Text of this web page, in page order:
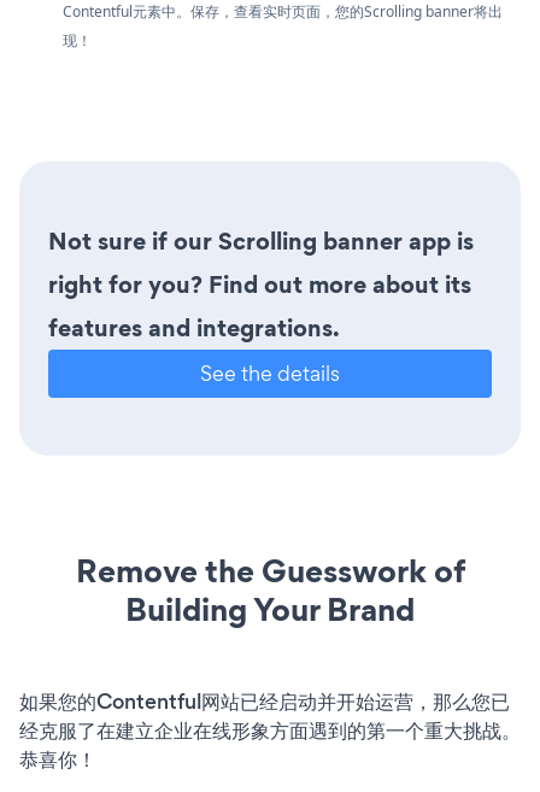
Contentful元素中。保存，查看实时页面，您的Scrolling banner将出
现！
Not sure if our Scrolling banner app is
right for you? Find out more about its
features and integrations.
See the details
Remove the Guesswork of
Building Your Brand
如果您的Contentful网站已经启动并开始运营，那么您已
经克服了在建立企业在线形象方面遇到的第一个重大挑战。
恭喜你！